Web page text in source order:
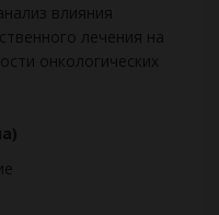
влияния
лечения на
онкологических